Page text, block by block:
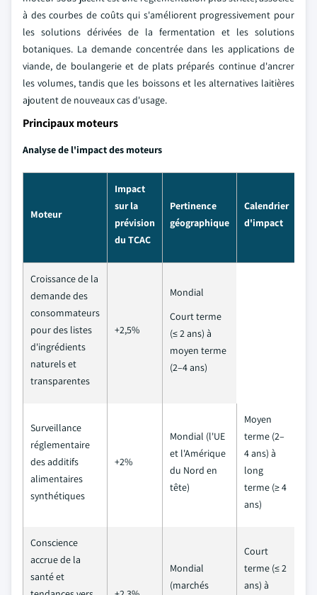
à des courbes de coûts qui s'améliorent progressivement pour
les solutions dérivées de la fermentation et les solutions
botaniques. La demande concentrée dans les applications de
viande, de boulangerie et de plats préparés continue d'ancrer
les volumes, tandis que les boissons et les alternatives laitières
ajoutent de nouveaux cas d'usage.
Principaux moteurs
Analyse de l'impact des moteurs
Moteur
Impact
sur la
prévision
du TCAC
Pertinence
géographique
Calendrier
d'impact
Croissance de la
demande des
consommateurs
pour des listes
d'ingrédients
naturels et
transparentes
+2,5%
Mondial
Court terme
(≤ 2 ans) à
moyen terme
(2–4 ans)
Surveillance
réglementaire
des additifs
alimentaires
synthétiques
+2%
Mondial (l'UE
et l'Amérique
du Nord en
tête)
Moyen
terme (2–
4 ans) à
long
terme (≥ 4
ans)
Conscience
accrue de la
santé et
Mondial
(marchés
Court
terme (≤ 2
ans) à